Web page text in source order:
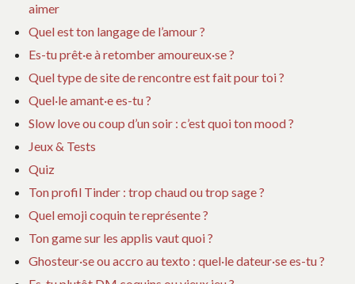
aimer
Quel est ton langage de l’amour ?
Es-tu prêt·e à retomber amoureux·se ?
Quel type de site de rencontre est fait pour toi ?
Quel·le amant·e es-tu ?
Slow love ou coup d’un soir : c’est quoi ton mood ?
Jeux & Tests
Quiz
Ton profil Tinder : trop chaud ou trop sage ?
Quel emoji coquin te représente ?
Ton game sur les applis vaut quoi ?
Ghosteur·se ou accro au texto : quel·le dateur·se es-tu ?